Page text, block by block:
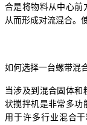
合是将物料从中心前
从而形成对流混合。
如何选择一台螺带混
当涉及到混合固体和
状搅拌机是非常多功
用于许多行业混合